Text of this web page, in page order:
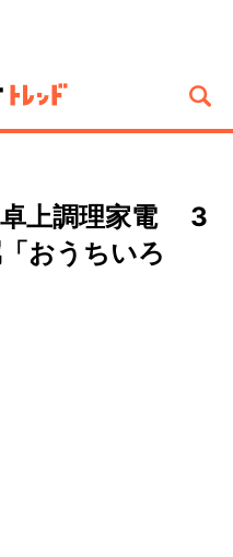
卓上調理家電 3
おうちいろ